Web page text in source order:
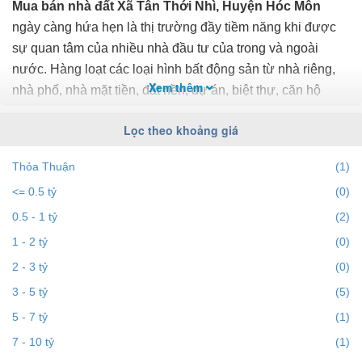
Mua bán nhà đất Xã Tân Thới Nhì, Huyện Hóc Môn
ngày càng hứa hẹn là thị trường đầy tiềm năng khi được
sự quan tâm của nhiều nhà đầu tư của trong và ngoài
nước. Hàng loạt các loại hình bất động sản từ nhà riêng,
nhà phố, nhà mặt tiền, đất nền, dự án, biệt thự, căn hộ
Xã Tân Thới Nhì, Huyện Hóc Môn.
Để cập nhật những
thông tin bất động sản Xã Tân Thới
Nhì, Huyện Hóc Môn
cập vào bds68.com.vn để theo dõi
Tân Thới Nhì, Huyện Hóc Môn
BĐS mong muốn. Ngoài ra với tính năng gợi ý những
batdongsan
liền kề cùng mức giá giúp bạn dễ dàng tìm ra
chính chủ của BĐS.
Xem thêm
Lọc theo khoảng giá
Thỏa Thuận
(1)
<= 0.5 tỷ
(0)
0.5 - 1 tỷ
(2)
1 - 2 tỷ
(0)
2 - 3 tỷ
(0)
3 - 5 tỷ
(5)
5 - 7 tỷ
(1)
7 - 10 tỷ
(1)